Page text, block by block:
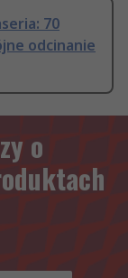
70
odcinanie
o